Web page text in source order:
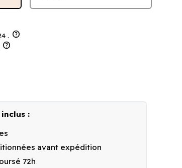
. help
help
:
avant expédition
72h